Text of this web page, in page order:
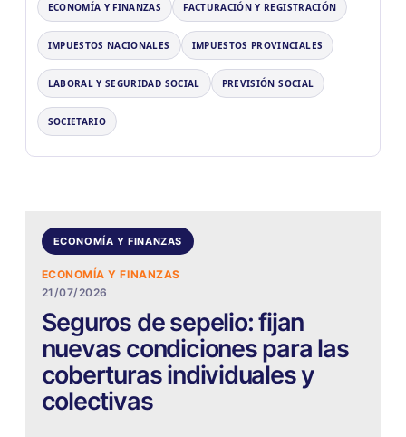
ECONOMÍA Y FINANZAS FACTURACIÓN Y REGISTRACIÓN
IMPUESTOS NACIONALES IMPUESTOS PROVINCIALES
LABORAL Y SEGURIDAD SOCIAL PREVISIÓN SOCIAL
SOCIETARIO
ECONOMÍA Y FINANZAS
ECONOMÍA Y FINANZAS
21/07/2026
Seguros de sepelio: fijan
nuevas condiciones para las
coberturas individuales y
colectivas